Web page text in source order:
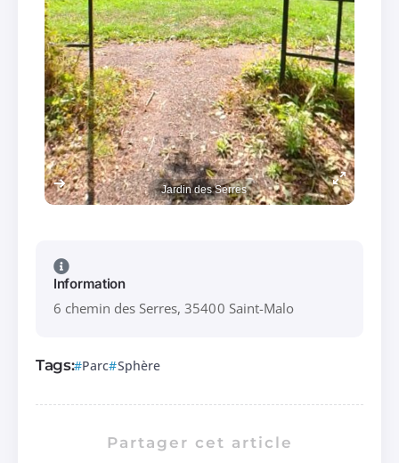
Jardin des Serres
Information
6 chemin des Serres, 35400 Saint-Malo
Tags: Parc Sphère
Partager cet article